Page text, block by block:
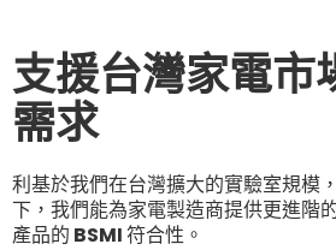
支援台灣家電市
需求
利基於我們在台灣擴大的實驗室規模
下，我們能為家電製造商提供更進階
產品的 BSMI 符合性。